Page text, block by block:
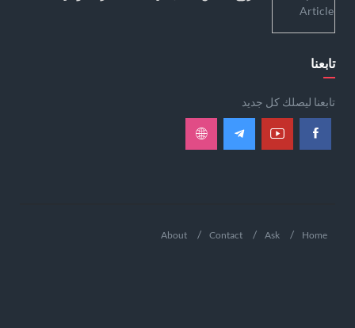
تابعنا
تابعنا ليصلك كل جديد
Home
Ask
Contact
About